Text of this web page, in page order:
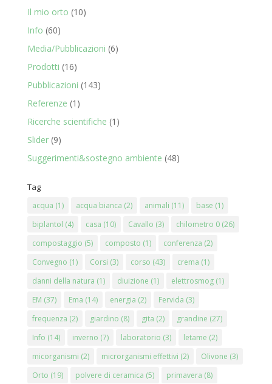
Il mio orto (10)
Info (60)
Media/Pubblicazioni (6)
Prodotti (16)
Pubblicazioni (143)
Referenze (1)
Ricerche scientifiche (1)
Slider(9)
Suggerimenti&sostegno ambiente (48)
Tag
acqua (1) acqua bianca (2) animali (11) base (1)
biplantol (4) casa (10) Cavallo (3) chilometro 0(26)
compostaggio (5) composto (1) conferenza (2)
Convegno (1) Corsi (3) corso (43) crema (1)
danni della natura (1) diuizione (1) elettrosmog(1)
EM (37) Ema (14) energia (2) Fervida (3)
frequenza (2) giardino (8) gita (2) grandine (27)
Info (14) inverno (7) laboratorio (3) letame (2)
micorganismi (2) microrganismi effettivi (2) Olivone (3)
Orto (19) polvere di ceramica (5) primavera (8)